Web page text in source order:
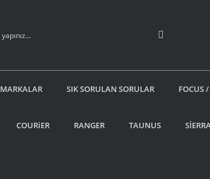
MARKALAR SIK SORULAN SORULAR FOCUS
COURiER RANGER TAUNUS